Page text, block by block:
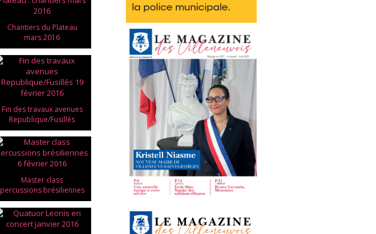
Chantiers du Plateau
mars 2016
Fin des travaux avenues
Republique/Fusillés
Master class
percussions brésiliennes